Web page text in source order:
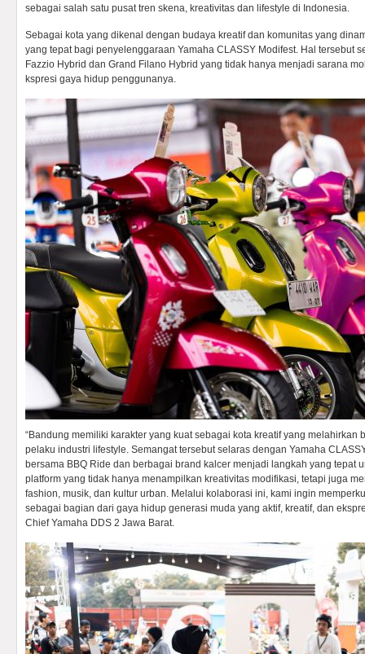
sebagai salah satu pusat tren skena, kreativitas dan lifestyle di Indonesia.
Sebagai kota yang dikenal dengan budaya kreatif dan komunitas yang
yang tepat bagi penyelenggaraan Yamaha CLASSY Modifest. Hal tersebut
Fazzio Hybrid dan Grand Filano Hybrid yang tidak hanya menjadi sarana
kspresi gaya hidup penggunanya.
“Bandung memiliki karakter yang kuat sebagai kota kreatif yang melahirkan
pelaku industri lifestyle. Semangat tersebut selaras dengan Yamaha
bersama BBQ Ride dan berbagai brand kalcer menjadi langkah yang tepat
platform yang tidak hanya menampilkan kreativitas modifikasi, tetapi juga
fashion, musik, dan kultur urban. Melalui kolaborasi ini, kami ingin
sebagai bagian dari gaya hidup generasi muda yang aktif, kreatif, dan
Chief Yamaha DDS 2 Jawa Barat.